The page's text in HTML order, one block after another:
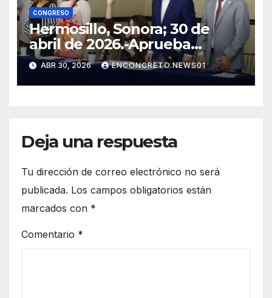
CONGRESO
Hermosillo, Sonora; 30 de
abril de 2026.-Aprueba
Congreso de Sonora ley para
personas migrantes, atiende
amparo y concluye periodo
ABR 30, 2026 ENCONCRETO.NEWS01
Deja una respuesta
Tu dirección de correo electrónico no será
publicada. Los campos obligatorios están
marcados con *
Comentario *